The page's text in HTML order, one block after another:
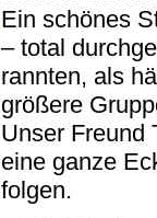
Ein schönes
– total
rannten, als
größere
Unser Freund
eine ganze
folgen.